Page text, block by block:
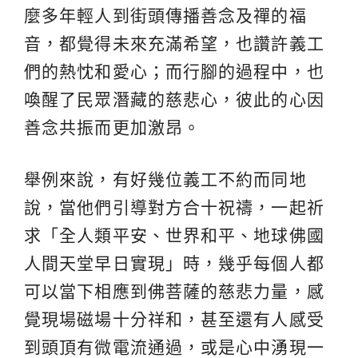
麼多年輕人到街頭傳播善念及禪的福
音，都覺得未來充滿希望，也讚許義工
們的熱忱和愛心；而行腳的過程中，也
喚醒了民眾潛藏的慈悲心，彼此的心因
善念共振而更加激昂。
舉例來說，有好幾位義工不約而同地
說，當他們引導對方合十祝禱，一起祈
求「全人類平安、世界和平、地球佛國
人間天堂早日實現」時，幾乎每個人都
可以當下相應到佛菩薩的慈悲力量，感
覺現場磁場十分祥和，甚至還有人感受
到頭頂有微電流通過，或是心中湧現一